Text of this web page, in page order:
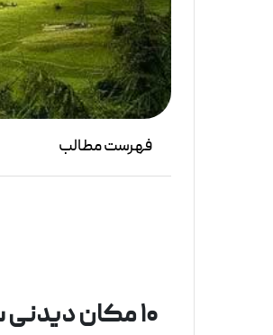
فهرست مطالب
۱۰مکان دیدنی